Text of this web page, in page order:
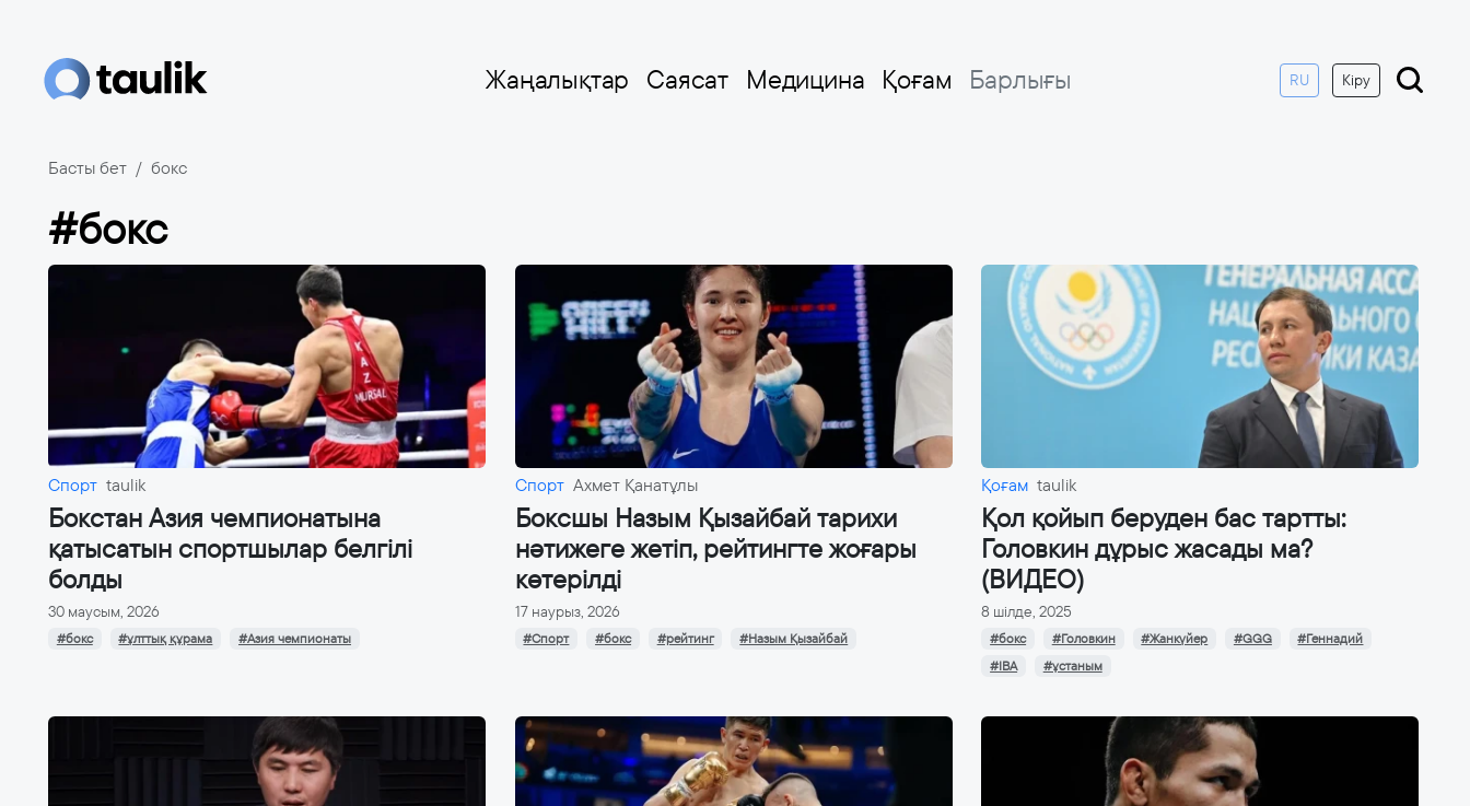
Жаңалықтар Саясат Медицина Қоғам Барлығы RU Кіру
Басты бет бокс
#бокс
Спорт taulik
Бокстан Азия чемпионатына
қатысатын спортшылар белгілі
болды
30 маусым, 2026
#бокс #ұлттық құрама #Азия чемпионаты
Спорт Ахмет Қанатұлы
Боксшы Назым Қызайбай тарихи
нәтижеге жетіп, рейтингте жоғары
көтерілді
17 наурыз, 2026
#Спорт #бокс #рейтинг #Назым Қызайбай
Қоғам taulik
Қол қойып беруден бас тартты:
Головкин дұрыс жасады ма?
(ВИДЕО)
8 шілде, 2025
#бокс #Головкин #Жанкүйер #GGG
#Геннадий
#IBA
#ұстаным